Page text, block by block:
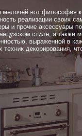
вот философия
реализации своих
и прочие аксессуары
стиле, а также
выраженной в
техник декорирования,